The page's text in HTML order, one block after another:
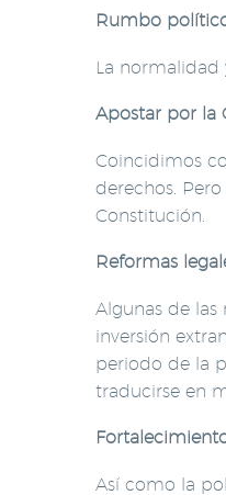
Rumbo
La normalidad
Apostar por la
Coincidimos
derechos.
Constitución.
Reformas
Algunas de
inversión
periodo de la
traducirse en
Así como la